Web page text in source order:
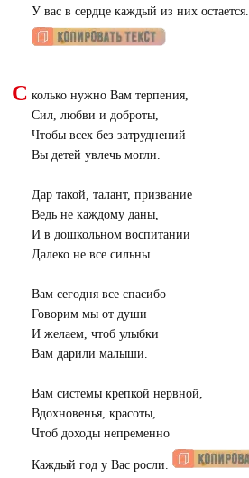
У вас в сердце каждый из них остается.
С колько нужно Вам терпения,
Сил, любви и доброты,
Чтобы всех без затруднений
Вы детей увлечь могли.
Дар такой, талант, призвание
Ведь не каждому даны,
И в дошкольном воспитании
Далеко не все сильны.
Вам сегодня все спасибо
Говорим мы от души
И желаем, чтоб улыбки
Вам дарили малыши.
Вам системы крепкой нервной,
Вдохновенья, красоты,
Чтоб доходы непременно
Каждый год у Вас росли.